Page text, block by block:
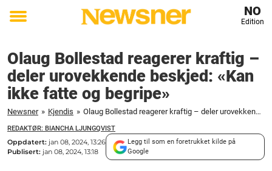
Toggle
NO
Edition
Olaug Bollestad reagerer kraftig –
deler urovekkende beskjed: «Kan
ikke fatte og begripe»
Newsner » Kjendis » Olaug Bollestad reagerer kraftig – deler urovekkende beskjed: "Kan ikke fatte og begripe"
REDAKTØR: BIANCHA LJUNGQVIST
Oppdatert: jan 08, 2024, 13:26
Publisert: jan 08, 2024, 13:18
Legg til som en foretrukket kilde på
Google